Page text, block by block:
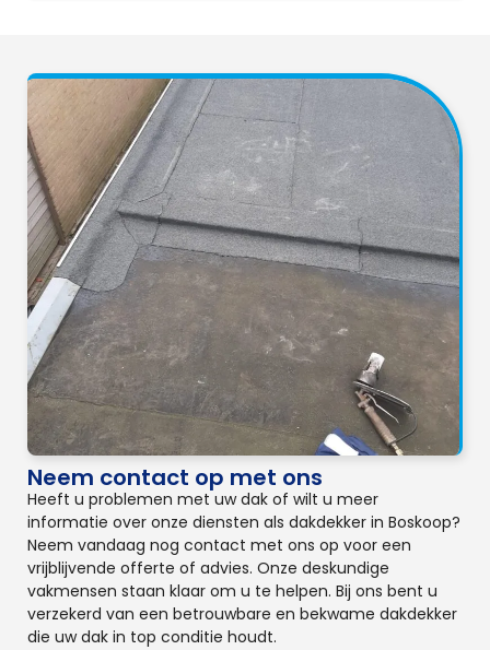
Neem contact op met ons
Heeft u problemen met uw dak of wilt u meer
informatie over onze diensten als dakdekker in Boskoop?
Neem vandaag nog contact met ons op voor een
vrijblijvende offerte of advies. Onze deskundige
vakmensen staan klaar om u te helpen. Bij ons bent u
verzekerd van een betrouwbare en bekwame dakdekker
die uw dak in top conditie houdt.